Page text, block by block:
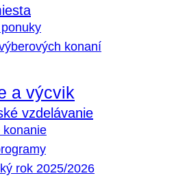
konaní
a výcvik
vzdelávanie
konanie
rok 2025/2026